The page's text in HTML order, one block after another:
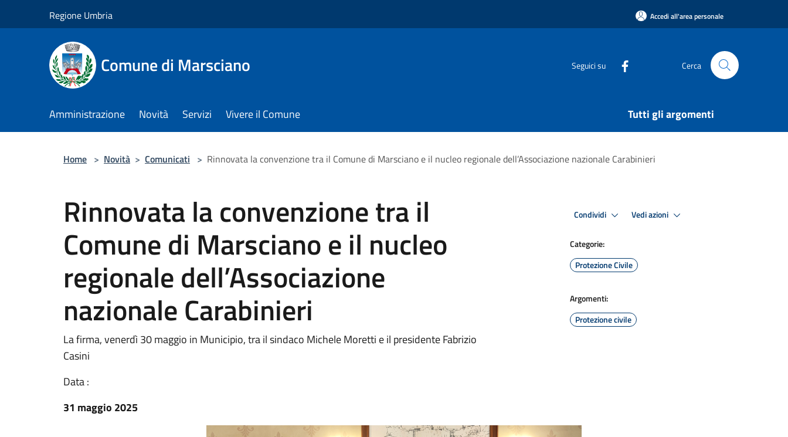
Regione Umbria Accedi all'area personale
Comune di Marsciano Seguici su Cerca
Amministrazione Novità Servizi Vivere il Comune Tutti gli argomenti
Home > Novità > Comunicati > Rinnovata la convenzione tra il Comune di Marsciano e il nucleo regionale dell’Associazione nazionale Carabinieri
Rinnovata la convenzione tra il
Comune di Marsciano e il nucleo
regionale dell’Associazione
nazionale Carabinieri
La firma, venerdì 30 maggio in Municipio, tra il sindaco Michele Moretti e il presidente Fabrizio
Casini
Data :
31 maggio 2025
Condividi Vedi azioni
Categorie:
Protezione Civile
Argomenti:
Protezione civile